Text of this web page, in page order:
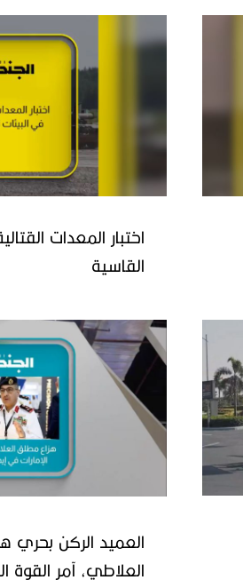
اختبار المعدات
القاسية
العميد الركن بحري
العلاطي، آمر القوة